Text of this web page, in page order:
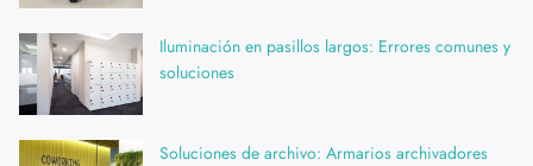
Iluminación en pasillos largos: Errores comunes y
soluciones
Soluciones de archivo: Armarios archivadores